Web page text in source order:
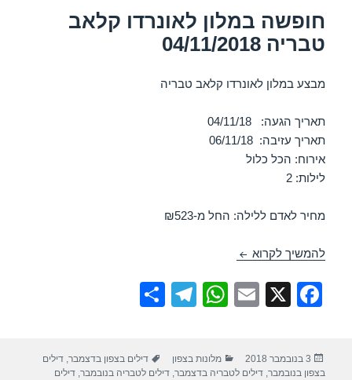
חופשה במלון לאונרדו קלאב
טבריה 04/11/2018
מבצע במלון לאונרדו קלאב טבריה
תאריך הגעה: 04/11/18
תאריך עזיבה: 06/11/18
אירוח: הכל כלול
לילות: 2
מחיר לאדם ללילה: החל מ-₪523
להמשיך לקרוא חופשה במלון לאונרדו קלאב טבריה 04/11/2018
F
e
X
E
W
s
T
gr
e
פורסם
בתאריך
3 בנובמבר 2018 קטגוריות
מלונות בצפון תגיות
דילים בצפון בדצמבר,דילים
בצפון בנובמבר,דילים לטבריה בדצמבר,דילים לטבריה בנובמבר,דילים